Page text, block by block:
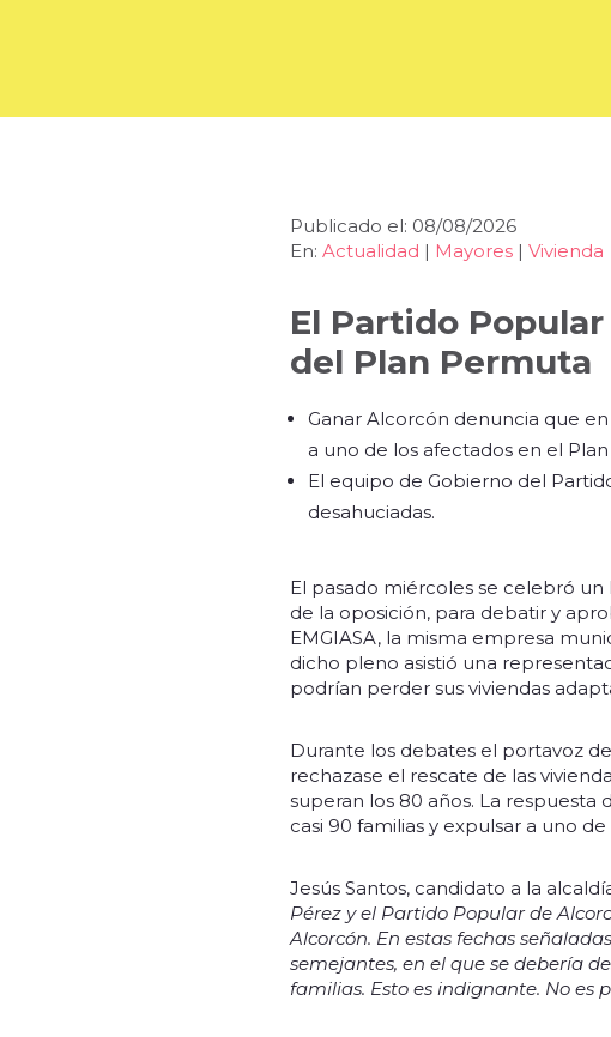
Publicado el: 08/08/2026
En: Actualidad | Mayores| Vivienda
El Partido
del Plan Permuta
Ganar Alcorcón denuncia que
a uno de los afectados en el
El equipo de Gobierno del
desahuciadas.
El pasado miércoles se celebró
de la oposición, para debatir y
EMGIASA, la misma empresa
dicho pleno asistió una
podrían perder sus viviendas
Durante los debates el portavoz
rechazase el rescate de las
superan los 80 años. La
casi 90 familias y expulsar a uno
Jesús Santos, candidato a la
Pérez y el Partido Popular de
Alcorcón. En estas fechas
semejantes, en el que se debería
familias. Esto es indignante. No